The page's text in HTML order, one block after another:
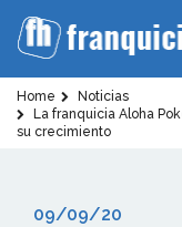
Home
Noticias
La franquicia Aloha
su crecimiento
09/09/20